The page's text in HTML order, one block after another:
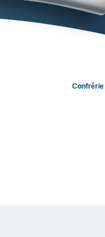
Confrérie